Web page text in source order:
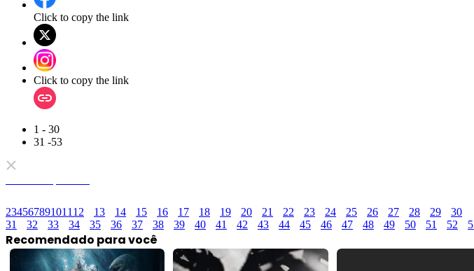
Click to copy the link
Click to copy the link
1 - 30
31 -53
234567891011 12 13 14 15 16 17 18 19 20 21 22 23 24 25 26 27 28 29
30
31
32 33 34 35 36 37 38 39 40 41 42 43 44 45 46 47 48 49 50 51 52
Recomendado para você